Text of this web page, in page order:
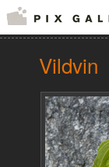
Vildvin